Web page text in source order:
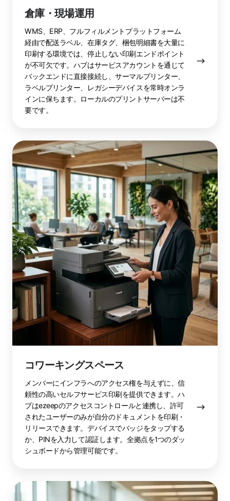
倉庫・現場運用
WMS、ERP、フルフィルメントプラットフォーム
経由で配送ラベル、在庫タグ、梱包明細書を大量に
印刷する環境では、停止しない印刷エンドポイント
が不可欠です。ハブはサービスアカウントを通じて
バックエンドに直接接続し、サーマルプリンター、
ラベルプリンター、レガシーデバイスを常時オンラ
インに保ちます。ローカルのプリントサーバーは不
要です。
コワーキングスペース
メンバーにインフラへのアクセス権を与えずに、信
頼性の高いセルフサービス印刷を提供できます。ハ
ブはezeepのアクセスコントロールと連携し、許可
されたユーザーのみが自分のドキュメントを印刷・
リリースできます。デバイスでバッジをタップする
か、PINを入力して認証します。全拠点を1つのダッ
シュボードから管理可能です。
コ
ワ
ー
キ
ン
グ
ス
ペ
ー
ス
公